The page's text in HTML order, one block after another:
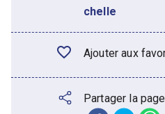
chelle
Ajouter aux
Partager la